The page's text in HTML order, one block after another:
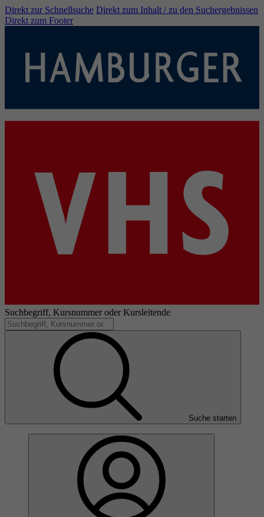
Direkt zur Schnellsuche Direkt zum Inhalt / zu den Suchergebnissen
Direkt zum Footer
Suchbegriff, Kursnummer oder Kursleitende
Suche starten